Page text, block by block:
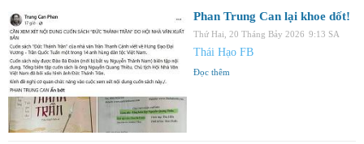
Phan Trung Can lại khoe dốt!
Thứ Hai, 20 Tháng Bảy 2026 9:13 SA
Thái Hạo FB
Đọc thêm